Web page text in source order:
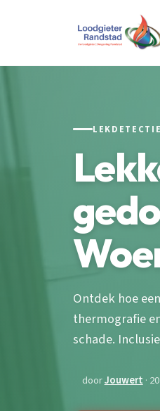
Ontdek hoe
thermografie
schade.
doorJouwert ·